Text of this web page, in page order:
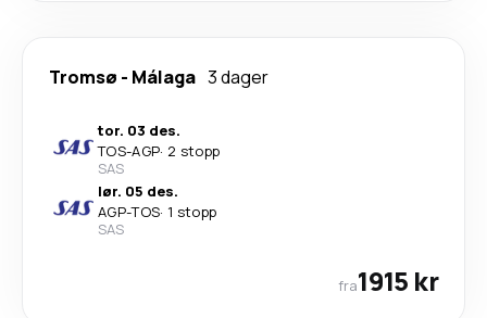
Tromsø - Málaga 3 dager
tor. 03 des.
TOS-AGP· 2 stopp
SAS
lør. 05 des.
AGP-TOS· 1 stopp
SAS
fra1915 kr